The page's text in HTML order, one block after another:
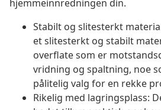
hjemmeinnredningen din.
Stabilt og slitesterkt
et slitesterkt og stabilt
overflate som er
vridning og spaltning, noe
pålitelig valg for en rekke
Rikelig med lagringsplass: